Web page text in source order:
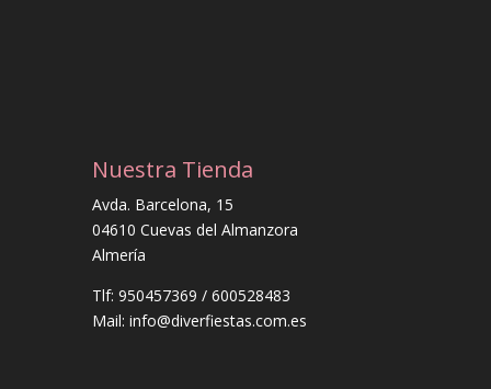
Nuestra Tienda
Avda. Barcelona, 15
04610 Cuevas del Almanzora
Almería
Tlf: 950457369 / 600528483
Mail: info@diverfiestas.com.es